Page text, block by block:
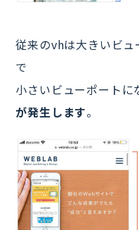
従来のvhは大きいビ
で
小さいビューポートに
が発生します。